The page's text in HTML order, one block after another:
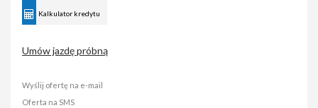
Kalkulator kredytu
Umów jazdę próbną
Wyślij ofertę na e-mail
Oferta na SMS